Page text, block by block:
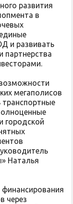
развития
в
и развивать
партнерства
мегаполисов
транспортные
городской
Наталья
через